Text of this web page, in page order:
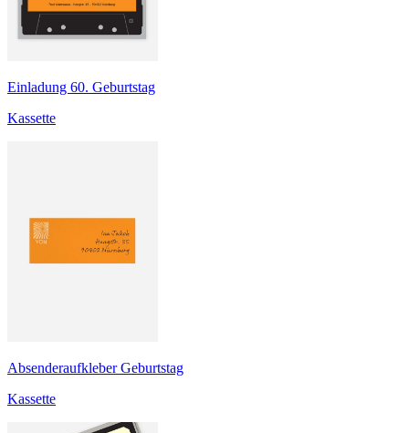
Einladung 60. Geburtstag
Kassette
Absenderaufkleber Geburtstag
Kassette